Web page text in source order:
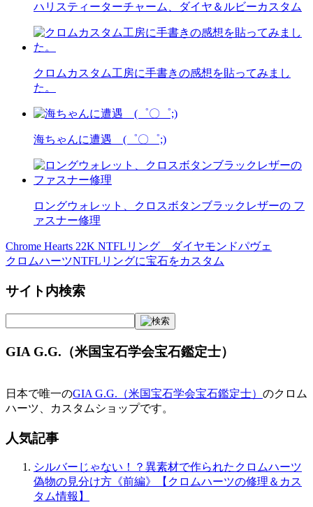
ハリスティーターチャーム、ダイヤ＆ルビーカスタム
クロムカスタム工房に手書きの感想を貼ってみまし
た。
海ちゃんに遭遇 (゜〇゜;)
ロングウォレット、クロスボタンブラックレザーの フ
ァスナー修理
投
稿
ナ
ビ
ー
シ
ョ
ン
Chrome Hearts 22K NTFLリング ダイヤモンドパヴェ
クロムハーツNTFLリングに宝石をカスタム
サイト内検索
GIA G.G.（米国宝石学会宝石鑑定士）
日本で唯一のGIA G.G.（米国宝石学会宝石鑑定士） のクロム
ハーツ、カスタムショップです。
人気記事
シルバーじゃない！？異素材で作られたクロムハーツ
偽物の見分け方《前編》【クロムハーツの修理＆カス
タム情報】